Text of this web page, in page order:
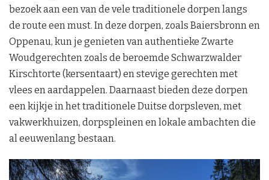
bezoek aan een van de vele traditionele dorpen langs
de route een must. In deze dorpen, zoals Baiersbronn en
Oppenau, kun je genieten van authentieke Zwarte
Woudgerechten zoals de beroemde Schwarzwalder
Kirschtorte (kersentaart) en stevige gerechten met
vlees en aardappelen. Daarnaast bieden deze dorpen
een kijkje in het traditionele Duitse dorpsleven, met
vakwerkhuizen, dorpspleinen en lokale ambachten die
al eeuwenlang bestaan.